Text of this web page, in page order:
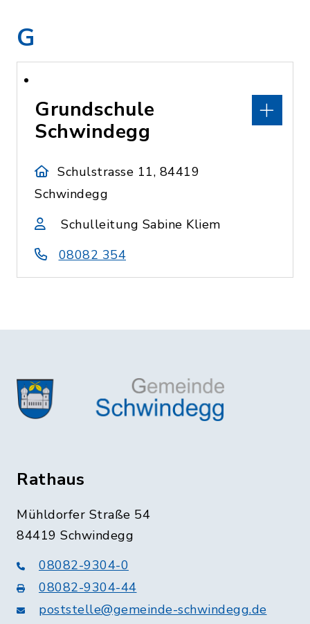
G
Grundschule
Schwindegg
Schulstrasse 11, 84419
Schwindegg
Schulleitung Sabine Kliem
08082 354
Rathaus
Mühldorfer Straße 54
84419 Schwindegg
08082-9304-0
08082-9304-44
poststelle@gemeinde-schwindegg.de